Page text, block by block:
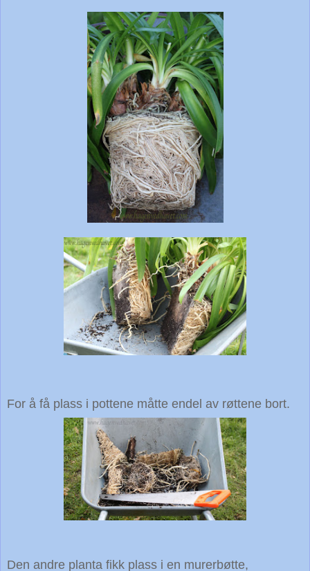
For å få plass i pottene måtte endel av røttene bort.
Den andre planta fikk plass i en murerbøtte,